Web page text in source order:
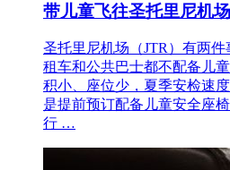
带儿童飞往圣托里尼机
圣托里尼机场（JTR）有两
租车和公共巴士都不配备儿
积小、座位少，夏季安检速
是提前预订配备儿童安全座
行 …